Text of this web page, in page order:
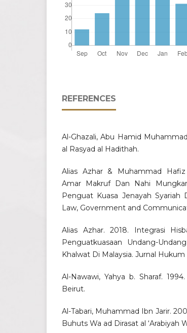
REFERENCES
Al-Ghazali, Abu Hamid
al Rasyad al Hadithah.
Alias Azhar & Muhammad
Amar Makruf Dan Nahi
Penguat Kuasa Jenayah Syariah
Law, Government and
Alias Azhar. 2018. Integrasi
Penguatkuasaan Undang-
Khalwat Di Malaysia. Jurnal Hukum
Al-Nawawi, Yahya b. Sharaf.
Beirut.
Al-Tabari, Muhammad Ibn Jarir.
Buhuts Wa ad Dirasat al ‘Arabiyah